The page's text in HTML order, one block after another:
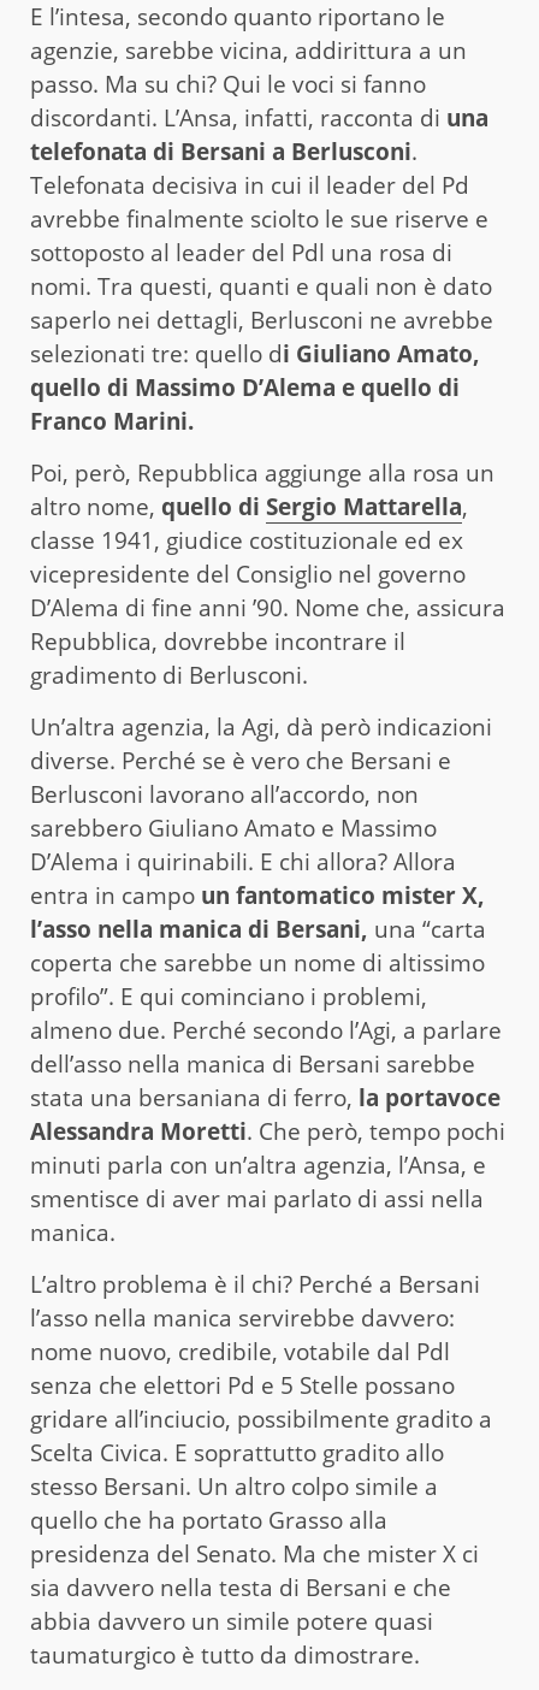
E l’intesa, secondo quanto riportano le
agenzie, sarebbe vicina, addirittura a un
passo. Ma su chi? Qui le voci si fanno
discordanti. L’Ansa, infatti, racconta di una
telefonata di Bersani a Berlusconi.
Telefonata decisiva in cui il leader del Pd
avrebbe finalmente sciolto le sue riserve e
sottoposto al leader del Pdl una rosa di
nomi. Tra questi, quanti e quali non è dato
saperlo nei dettagli, Berlusconi ne avrebbe
selezionati tre: quello di Giuliano Amato,
quello di Massimo D’Alema e quello di
Franco Marini.
Poi, però, Repubblica aggiunge alla rosa un
altro nome, quello di Sergio Mattarella,
classe 1941, giudice costituzionale ed ex
vicepresidente del Consiglio nel governo
D’Alema di fine anni ’90. Nome che, assicura
Repubblica, dovrebbe incontrare il
gradimento di Berlusconi.
Un’altra agenzia, la Agi, dà però indicazioni
diverse. Perché se è vero che Bersani e
Berlusconi lavorano all’accordo, non
sarebbero Giuliano Amato e Massimo
D’Alema i quirinabili. E chi allora? Allora
entra in campo un fantomatico mister X,
l’asso nella manica di Bersani, una “carta
coperta che sarebbe un nome di altissimo
profilo”. E qui cominciano i problemi,
almeno due. Perché secondo l’Agi, a parlare
dell’asso nella manica di Bersani sarebbe
stata una bersaniana di ferro, la portavoce
Alessandra Moretti. Che però, tempo pochi
minuti parla con un’altra agenzia, l’Ansa, e
smentisce di aver mai parlato di assi nella
manica.
L’altro problema è il chi? Perché a Bersani
l’asso nella manica servirebbe davvero:
nome nuovo, credibile, votabile dal Pdl
senza che elettori Pd e 5 Stelle possano
gridare all’inciucio, possibilmente gradito a
Scelta Civica. E soprattutto gradito allo
stesso Bersani. Un altro colpo simile a
quello che ha portato Grasso alla
presidenza del Senato. Ma che mister X ci
sia davvero nella testa di Bersani e che
abbia davvero un simile potere quasi
taumaturgico è tutto da dimostrare.